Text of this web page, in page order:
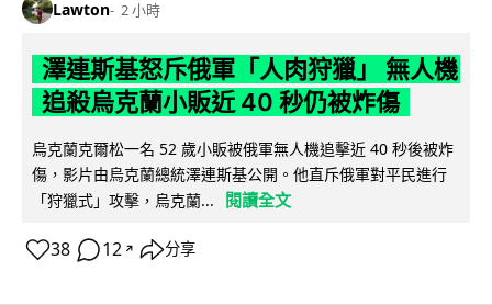
Lawton 2 小時
澤連斯基怒斥俄軍「人肉狩獵」 無人機
追殺烏克蘭小販近 40 秒仍被炸傷
烏克蘭克爾松一名 52 歲小販被俄軍無人機追擊近 40 秒後被炸
傷，影片由烏克蘭總統澤連斯基公開。他直斥俄軍對平民進行
「狩獵式」攻擊，烏克蘭...
閱讀全文
38 12 ↗ 分享